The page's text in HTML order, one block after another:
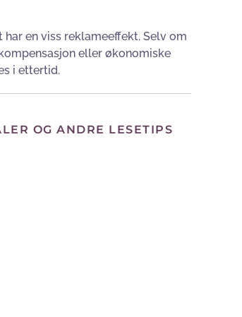
en viss reklameeffekt. Selv om
eller økonomiske
i ettertid.
OG ANDRE LESETIPS